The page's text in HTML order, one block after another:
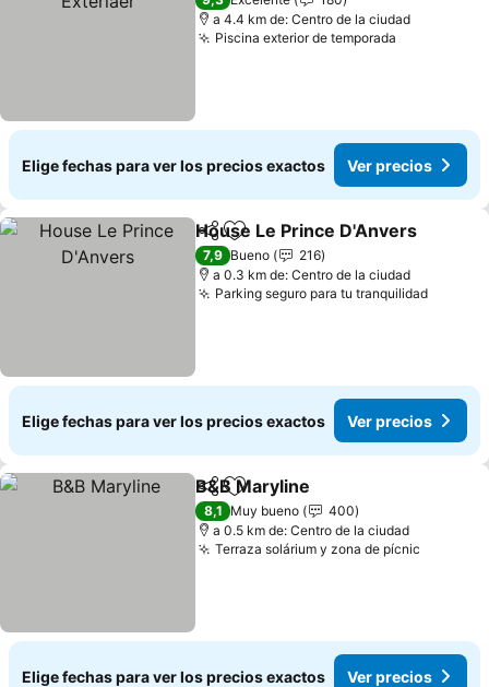
a 4.4 km de: Centro de la ciudad
Piscina exterior de temporada
Elige fechas para ver los precios exactos Ver precios
CompartirAgregar a favoritos
House Le Prince D'Anvers
7,9 Bueno
216
a 0.3 km de: Centro de la ciudad
Parking seguro para tu tranquilidad
Elige fechas para ver los precios exactos Ver precios
CompartirAgregar a favoritos
B&B Maryline
8,1 Muy bueno
400
a 0.5 km de: Centro de la ciudad
Terraza solárium y zona de pícnic
Elige fechas para ver los precios exactos Ver precios